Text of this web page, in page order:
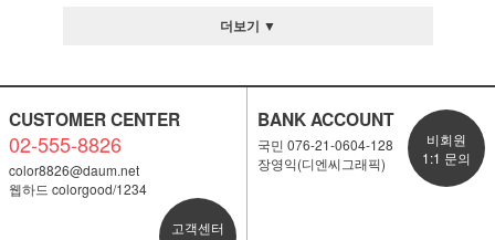
더보기 ▼
CUSTOMER CENTER
02-555-8826
color8826@daum.net
웹하드 colorgood/1234
고객센터
BANK ACCOUNT
국민 076-21-0604-128
장영익(디엔씨그래픽)
비회원
1:1 문의